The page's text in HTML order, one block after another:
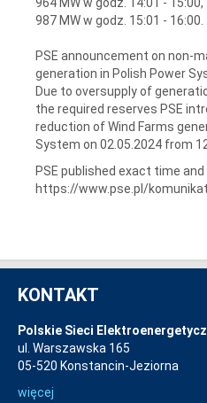
987 MW w godz. 15:01 - 16:00.
PSE announcement on non-
generation in Polish Power
Due to oversupply of
the required reserves PSE
reduction of Wind Farms
System on 02.05.2024 from
PSE published exact time
https://www.pse.pl/
KONTAKT
Polskie Sieci
ul. Warszawska 165
05-520 Konstancin-Jeziorna
więcej